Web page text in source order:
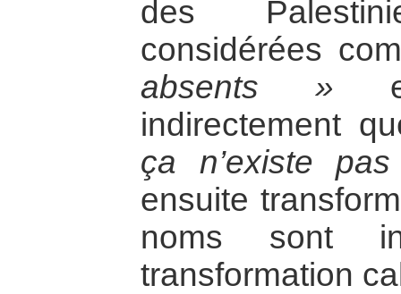
des
considérées
absents »
indirectement
ça n’existe
ensuite
noms sont
transformation